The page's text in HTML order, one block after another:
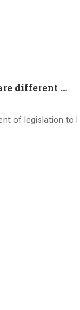
Brand new ways to such questions are different of legislation to help you jurisdiction
of legislation to